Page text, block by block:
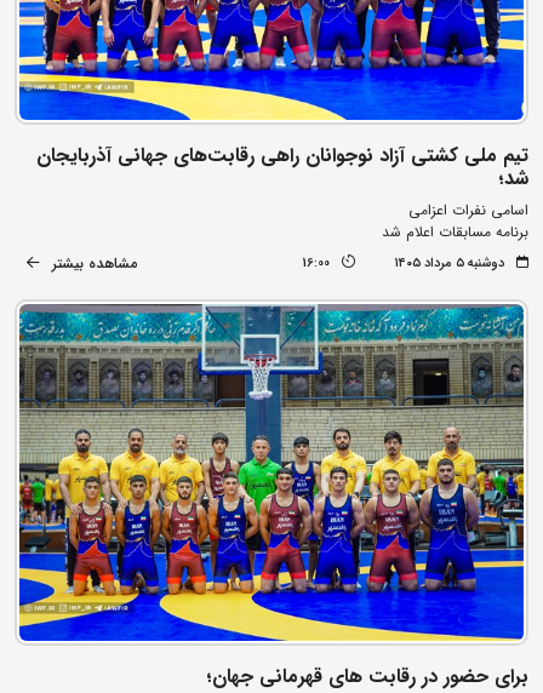
تیم ملی کشتی آزاد نوجوانان راهی رقابت‌های جهانی آذربایجان
شد؛
اسامی نفرات اعزامی
برنامه مسابقات اعلام شد
دوشنبه ۵ مرداد ۱۴۰۵ 16:00 مشاهده بیشتر
برای حضور در رقابت های قهرمانی جهان؛